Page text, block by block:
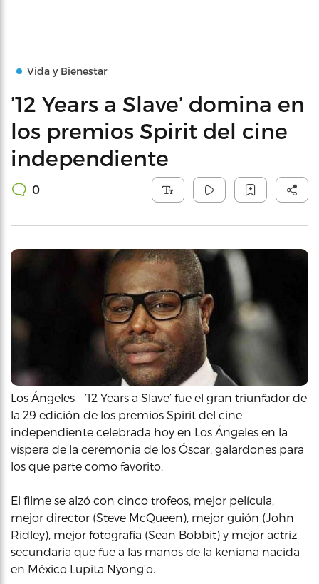
Vida y Bienestar
’12 Years a Slave’ domina en
los premios Spirit del cine
independiente
0
Los Ángeles – ’12 Years a Slave’ fue el gran triunfador de
la 29 edición de los premios Spirit del cine
independiente celebrada hoy en Los Ángeles en la
víspera de la ceremonia de los Óscar, galardones para
los que parte como favorito.
El filme se alzó con cinco trofeos, mejor película,
mejor director (Steve McQueen), mejor guión (John
Ridley), mejor fotografía (Sean Bobbit) y mejor actriz
secundaria que fue a las manos de la keniana nacida
en México Lupita Nyong’o.